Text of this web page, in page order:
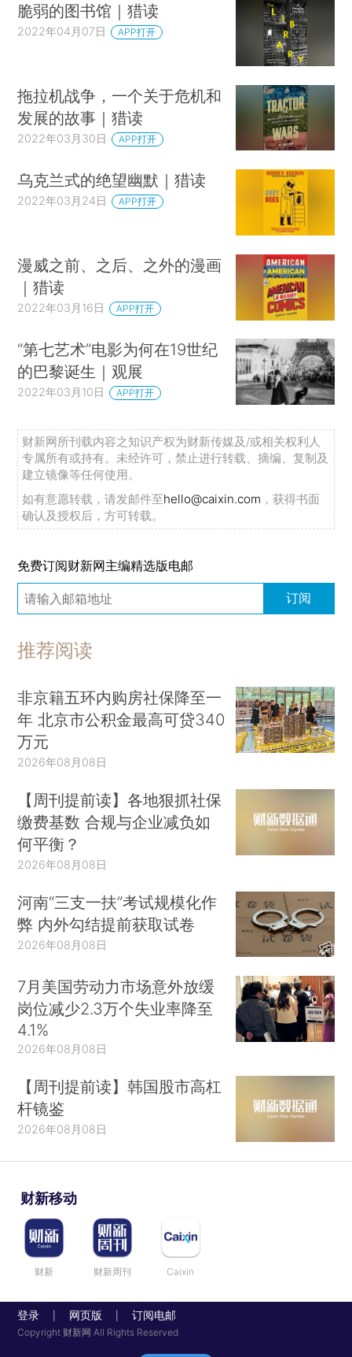
脆弱的图书馆｜猎读
2022年04月07日 APP打开
拖拉机战争，一个关于危机和
发展的故事｜猎读
2022年03月30日 APP打开
乌克兰式的绝望幽默｜猎读
2022年03月24日 APP打开
漫威之前、之后、之外的漫画
｜猎读
2022年03月16日 APP打开
“第七艺术”电影为何在19世纪
的巴黎诞生｜观展
2022年03月10日 APP打开
财新网所刊载内容之知识产权为财新传媒及/或相关权利人
专属所有或持有。未经许可，禁止进行转载、摘编、复制及
建立镜像等任何使用。
如有意愿转载，请发邮件至hello@caixin.com ，获得书面
确认及授权后，方可转载。
免费订阅财新网主编精选版电邮
订阅
推荐阅读
非京籍五环内购房社保降至一
年 北京市公积金最高可贷340
万元
2026年08月08日
【周刊提前读】各地狠抓社保
缴费基数 合规与企业减负如
何平衡？
2026年08月08日
河南“三支一扶”考试规模化作
弊 内外勾结提前获取试卷
2026年08月08日
7月美国劳动力市场意外放缓
岗位减少2.3万个失业率降至
4.1%
2026年08月08日
【周刊提前读】韩国股市高杠
杆镜鉴
2026年08月08日
财新移动
财新 财新周刊 Caixin
登录 网页版 订阅电邮
Copyright 财新网 All Rights Reserved